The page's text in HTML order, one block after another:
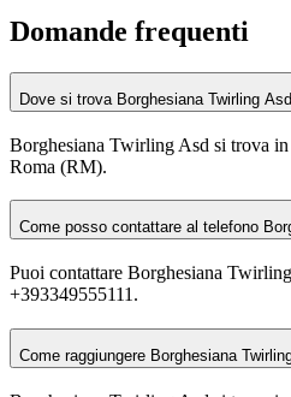
Domande frequenti
Dove si trova Borghesiana Twirling
Borghesiana Twirling Asd si trova
Roma (RM).
Come posso contattare al telefono
Puoi contattare Borghesiana
+393349555111.
Come raggiungere Borghesiana